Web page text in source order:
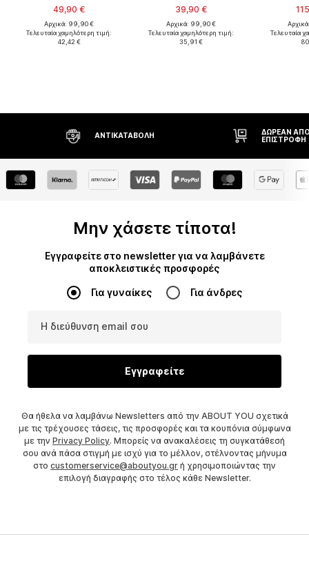
49,90 €
Αρχικά: 99,90 €
Τελευταία χαμηλότερη τιμή:
42,42 €
39,90 €
Αρχικά: 99,90 €
Τελευταία χαμηλότερη τιμή:
35,91 €
Τελευταία
ΔΩΡΕΆΝ ΑΠΟΣΤΟΛΉ* ΚΑΙ
ΕΠΙΣΤΡΟΦΉ
ΔΙΚΑΊΩΜΑ
ΗΜΕΡΏΝ
Μην χάσετε τίποτα!
Εγγραφείτε στο newsletter για να λαμβάνετε
αποκλειστικές προσφορές
Για γυναίκες Για άνδρες
Η διεύθυνση email σου
Εγγραφείτε
Θα ήθελα να λαμβάνω Newsletters από την ABOUT YOU σχετικά
με τις τρέχουσες τάσεις, τις προσφορές και τα κουπόνια σύμφωνα
με την Privacy Policy. Μπορείς να ανακαλέσεις τη συγκατάθεσή
σου ανά πάσα στιγμή με ισχύ για το μέλλον, στέλνοντας μήνυμα
στο customerservice@aboutyou.gr ή χρησιμοποιώντας την
επιλογή διαγραφής στο τέλος κάθε Newsletter.